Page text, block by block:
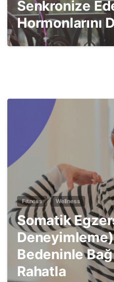
Senkronize
Hormonlarını
Fitness Wellness
Somatik
Bedeninle
Rahatla